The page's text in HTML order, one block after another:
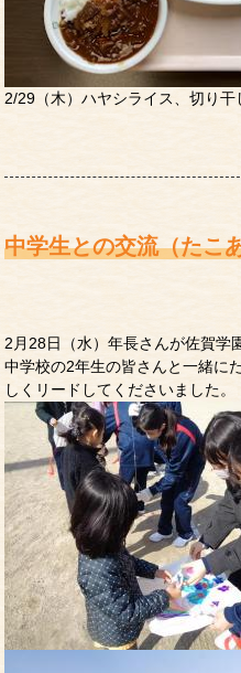
2/29（木）ハヤシライス、切り
中学生との交流（たこ
2月28日（水）年長さんが佐賀学
中学校の2年生の皆さんと一緒に
しくリードしてくださいました。